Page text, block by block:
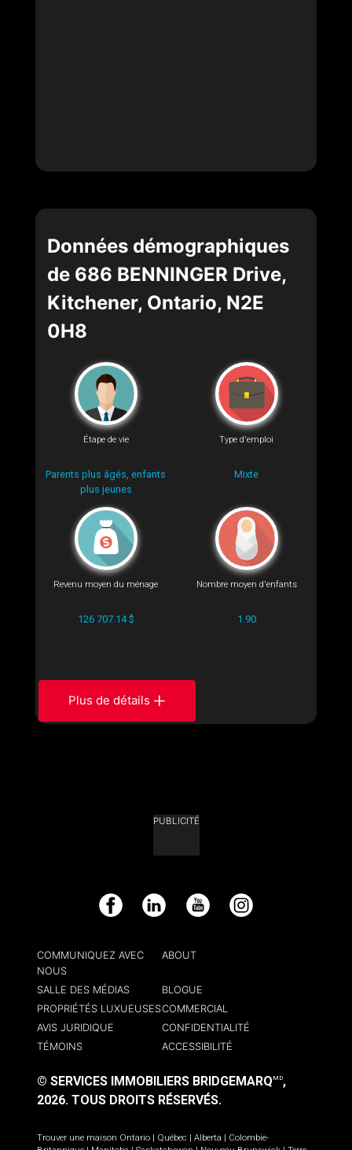
Données démographiques
de 686 BENNINGER Drive,
Kitchener, Ontario, N2E
0H8
Étape de vie
Parents plus âgés, enfants
plus jeunes
Type d'emploi
Mixte
Revenu moyen du ménage
126 707.14 $
Nombre moyen d'enfants
1.90
Plus de détails
PUBLICITÉ
Facebook LinkedIn YouTube Instagram
COMMUNIQUEZ AVEC
NOUS
ABOUT
SALLE DES MÉDIAS
BLOGUE
PROPRIÉTÉS LUXUEUSESCOMMERCIAL
AVIS JURIDIQUE
CONFIDENTIALITÉ
TÉMOINS
ACCESSIBILITÉ
© SERVICES IMMOBILIERS BRIDGEMARQ MD,
2026. TOUS DROITS RÉSERVÉS.
Trouver une maison Ontario Québec Alberta
Colombie-